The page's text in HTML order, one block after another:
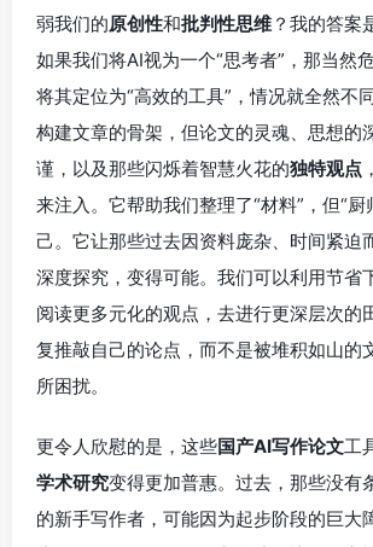
弱我们的原创性和批判性思维 ？我的答案
如果我们将AI视为一个“思考者”，那当然
将其定位为“高效的工具”，情况就全然不
构建文章的骨架，但论文的灵魂、思想的
谨，以及那些闪烁着智慧火花的独特观点
来注入。它帮助我们整理了“材料”，但“厨
己。它让那些过去因资料庞杂、时间紧迫
深度探究，变得可能。我们可以利用节省
阅读更多元化的观点，去进行更深层次的
复推敲自己的论点，而不是被堆积如山的
所困扰。
更令人欣慰的是，这些国产AI写作论文工
学术研究变得更加普惠。过去，那些没有
的新手写作者，可能因为起步阶段的巨大